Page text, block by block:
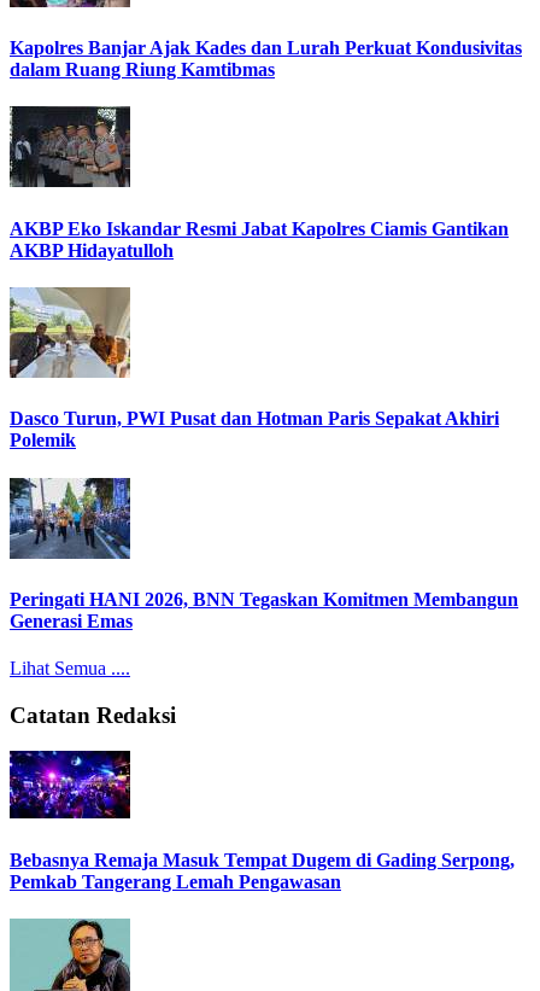
Kapolres Banjar Ajak Kades dan Lurah Perkuat Kondusivitas
dalam Ruang Riung Kamtibmas
AKBP Eko Iskandar Resmi Jabat Kapolres Ciamis Gantikan
AKBP Hidayatulloh
Dasco Turun, PWI Pusat dan Hotman Paris Sepakat Akhiri
Polemik
Peringati HANI 2026, BNN Tegaskan Komitmen Membangun
Generasi Emas
Lihat Semua ....
Catatan Redaksi
Bebasnya Remaja Masuk Tempat Dugem di Gading Serpong,
Pemkab Tangerang Lemah Pengawasan